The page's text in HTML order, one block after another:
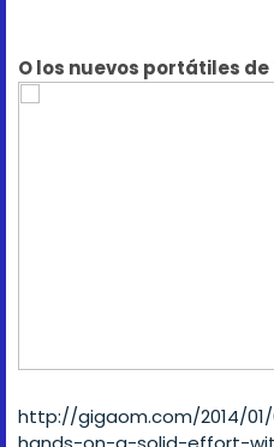
O los nuevos portátiles de
http://gigaom.com/2014/